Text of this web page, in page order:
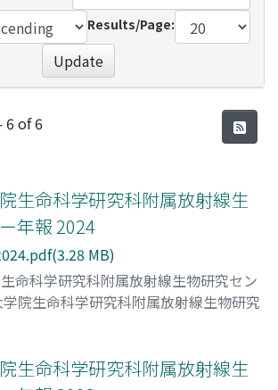
Results/Page:
Update
6 of 6
生命科学研究科附属放射線生
年報 2024
MB)
命科学研究科附属放射線生物研究セン
院生命科学研究科附属放射線生物研究
科学研究科附属放射線生物研究センタ
Center, Kyoto University
生命科学研究科附属放射線生